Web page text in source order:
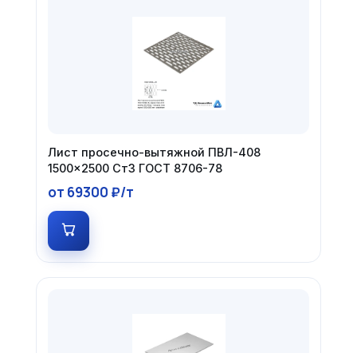
Лист просечно-вытяжной ПВЛ-408
1500×2500 Ст3 ГОСТ 8706-78
от 69300 ₽/т